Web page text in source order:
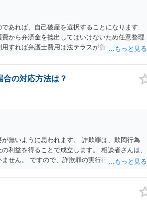
あれば、自己破産を選択することになります
から弁済金を捻出してはいけないため任意整理
すれば弁護士費用は法テラスが負担し、裁判所
の対応方法は？
無いように思われます。 詐欺罪は、欺罔行為
利益を得ることで成立します。 相談者さんは、
せん。 ですので、詐欺罪の実行行為性が無く罪
査において、真実を説明すれば、「ちゃんと返
、返せるお金が無いのであれば、返せないのは